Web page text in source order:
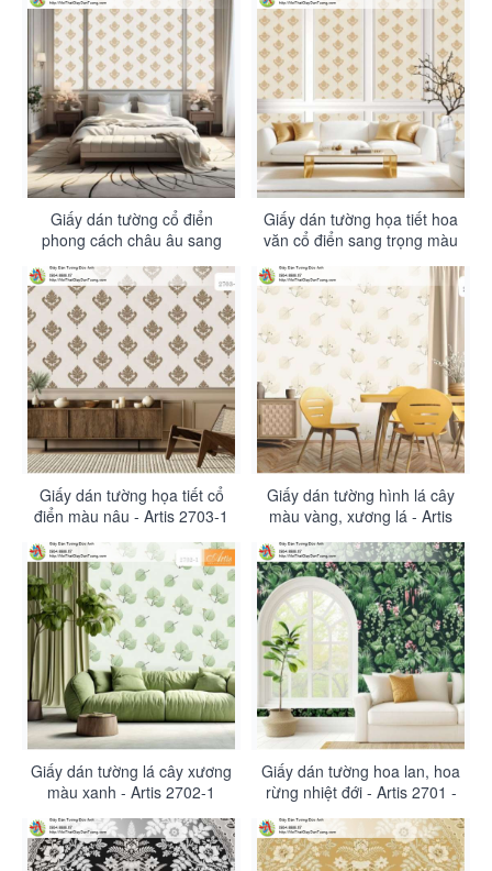
Giấy dán tường cổ điển
phong cách châu âu sang
3
Giấy dán tường họa tiết hoa
văn cổ điển sang trọng màu
Giấy dán tường họa tiết cổ
điển màu nâu - Artis 2703-1
Giấy dán tường hình lá cây
màu vàng, xương lá - Artis
Giấy dán tường lá cây xương
màu xanh - Artis 2702-1
Giấy dán tường hoa lan, hoa
rừng nhiệt đới - Artis 2701 -
2701-1